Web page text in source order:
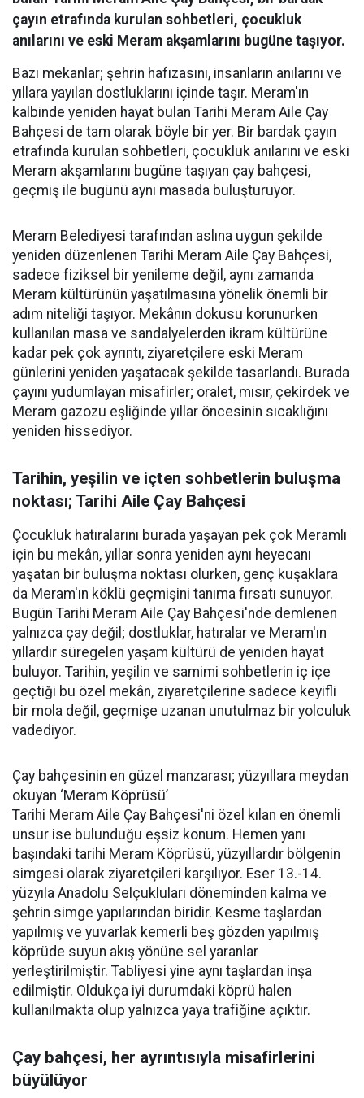
çayın etrafında kurulan sohbetleri, çocukluk
anılarını ve eski Meram akşamlarını bugüne taşıyor.
Bazı mekanlar; şehrin hafızasını, insanların anılarını ve
yıllara yayılan dostluklarını içinde taşır. Meram'ın
kalbinde yeniden hayat bulan Tarihi Meram Aile Çay
Bahçesi de tam olarak böyle bir yer. Bir bardak çayın
etrafında kurulan sohbetleri, çocukluk anılarını ve eski
Meram akşamlarını bugüne taşıyan çay bahçesi,
geçmiş ile bugünü aynı masada buluşturuyor.
Meram Belediyesi tarafından aslına uygun şekilde
yeniden düzenlenen Tarihi Meram Aile Çay Bahçesi,
sadece fiziksel bir yenileme değil, aynı zamanda
Meram kültürünün yaşatılmasına yönelik önemli bir
adım niteliği taşıyor. Mekânın dokusu korunurken
kullanılan masa ve sandalyelerden ikram kültürüne
kadar pek çok ayrıntı, ziyaretçilere eski Meram
günlerini yeniden yaşatacak şekilde tasarlandı. Burada
çayını yudumlayan misafirler; oralet, mısır, çekirdek ve
Meram gazozu eşliğinde yıllar öncesinin sıcaklığını
yeniden hissediyor.
Tarihin, yeşilin ve içten sohbetlerin buluşma
noktası; Tarihi Aile Çay Bahçesi
Çocukluk hatıralarını burada yaşayan pek çok Meramlı
için bu mekân, yıllar sonra yeniden aynı heyecanı
yaşatan bir buluşma noktası olurken, genç kuşaklara
da Meram'ın köklü geçmişini tanıma fırsatı sunuyor.
Bugün Tarihi Meram Aile Çay Bahçesi'nde demlenen
yalnızca çay değil; dostluklar, hatıralar ve Meram'ın
yıllardır süregelen yaşam kültürü de yeniden hayat
buluyor. Tarihin, yeşilin ve samimi sohbetlerin iç içe
geçtiği bu özel mekân, ziyaretçilerine sadece keyifli
bir mola değil, geçmişe uzanan unutulmaz bir yolculuk
vadediyor.
Çay bahçesinin en güzel manzarası; yüzyıllara meydan
okuyan ‘Meram Köprüsü’
Tarihi Meram Aile Çay Bahçesi'ni özel kılan en önemli
unsur ise bulunduğu eşsiz konum. Hemen yanı
başındaki tarihi Meram Köprüsü, yüzyıllardır bölgenin
simgesi olarak ziyaretçileri karşılıyor. Eser 13.-14.
yüzyıla Anadolu Selçukluları döneminden kalma ve
şehrin simge yapılarından biridir. Kesme taşlardan
yapılmış ve yuvarlak kemerli beş gözden yapılmış
köprüde suyun akış yönüne sel yaranlar
yerleştirilmiştir. Tabliyesi yine aynı taşlardan inşa
edilmiştir. Oldukça iyi durumdaki köprü halen
kullanılmakta olup yalnızca yaya trafiğine açıktır.
Çay bahçesi, her ayrıntısıyla misafirlerini
büyülüyor